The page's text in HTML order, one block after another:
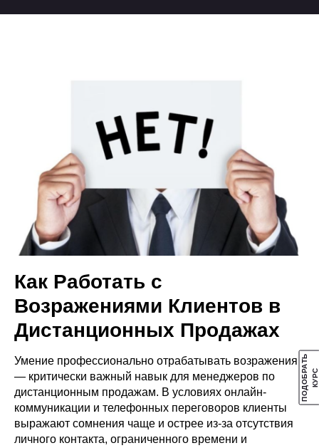
П
О
Д
О
Б Р
А
Т
Ь
К
У
Р С
Как Работать с
Возражениями Клиентов в
Дистанционных Продажах
Умение профессионально отрабатывать возражения
— критически важный навык для менеджеров по
дистанционным продажам. В условиях онлайн-
коммуникации и телефонных переговоров клиенты
выражают сомнения чаще и острее из-за отсутствия
личного контакта, ограниченного времени и